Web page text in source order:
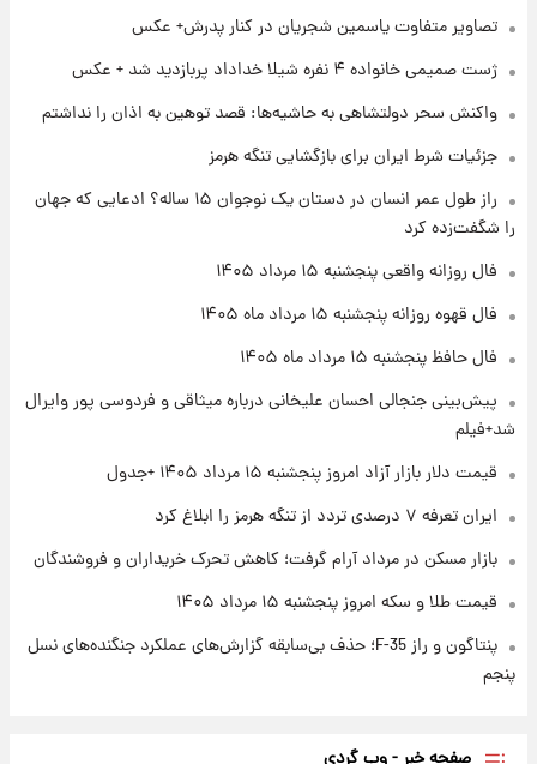
فال قهوه روزانه پنجشنبه ۱۵ مرداد ماه ۱۴۰۵
۲۱ ساعت پیش
۱ روز پیش
+ جدول
نام خودرو، مبلغ پیش پرداخت و زمان تحویل |
سود مشارکت چند درصد است؟
تصاویر متفاوت یاسمین شجریان در کنار پدرش+ عکس
ژست صمیمی خانواده ۴ نفره شیلا خداداد پربازدید شد + عکس
واکنش سحر دولتشاهی به حاشیه‌ها: قصد توهین به اذان را نداشتم
جزئیات شرط ایران برای بازگشایی تنگه هرمز
راز طول عمر انسان در دستان یک نوجوان ۱۵ ساله؟ ادعایی که جهان
را شگفت‌زده کرد
فال روزانه واقعی پنجشنبه ۱۵ مرداد ۱۴۰۵
فال قهوه روزانه پنجشنبه ۱۵ مرداد ماه ۱۴۰۵
فال حافظ پنجشنبه ۱۵ مرداد ماه ۱۴۰۵
پیش‌بینی جنجالی احسان علیخانی درباره میثاقی و فردوسی پور وایرال
شد+فیلم
قیمت دلار بازار آزاد امروز پنجشنبه ۱۵ مرداد ۱۴۰۵ +جدول
ایران تعرفه ۷ درصدی تردد از تنگه هرمز را ابلاغ کرد
بازار مسکن در مرداد آرام گرفت؛ کاهش تحرک خریداران و فروشندگان
قیمت طلا و سکه امروز پنجشنبه ۱۵ مرداد ۱۴۰۵
پنتاگون و راز F-35؛ حذف بی‌سابقه گزارش‌های عملکرد جنگنده‌های نسل
پنجم